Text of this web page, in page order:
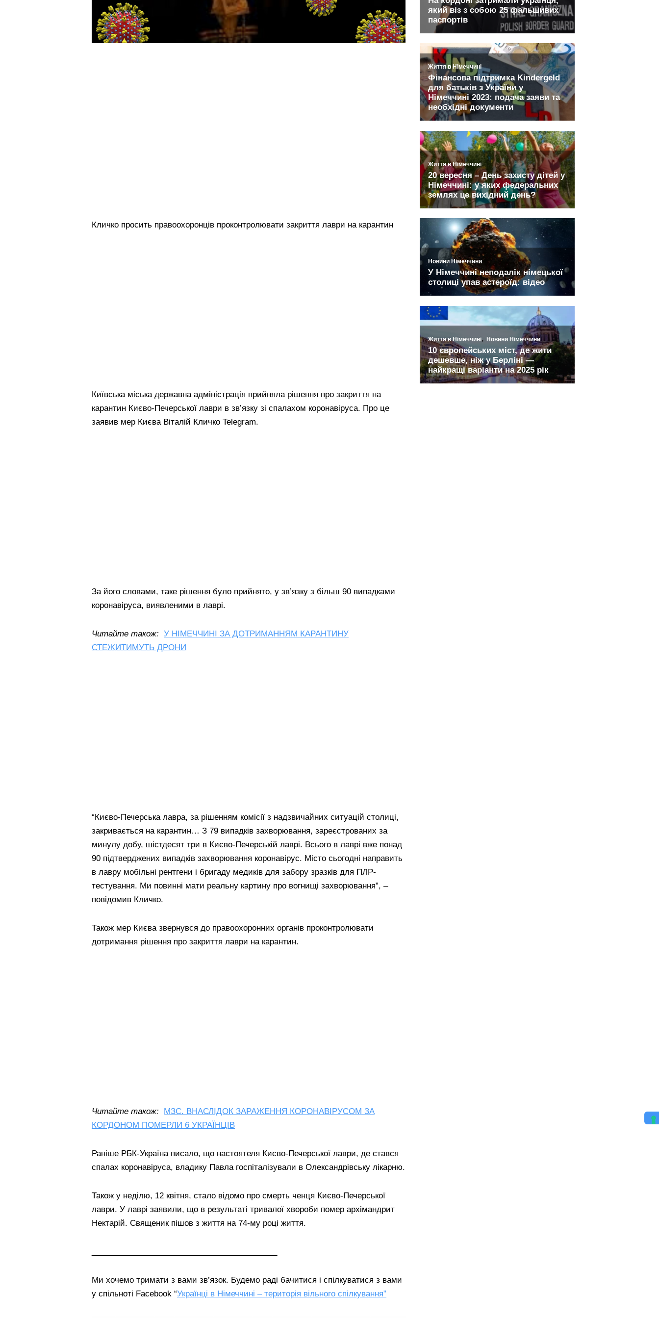
Кличко просить правоохоронців проконтролювати закриття лаври на карантин
Київська міська державна адміністрація прийняла рішення про закриття на
карантин Києво-Печерської лаври в зв’язку зі спалахом коронавіруса. Про це
заявив мер Києва Віталій Кличко Telegram.
За його словами, таке рішення було прийнято, у зв’язку з більш 90 випадками
коронавіруса, виявленими в лаврі.
Читайте також: У НІМЕЧЧИНІ ЗА ДОТРИМАННЯМ КАРАНТИНУ
СТЕЖИТИМУТЬ ДРОНИ
“Києво-Печерська лавра, за рішенням комісії з надзвичайних ситуацій столиці,
закривається на карантин… З 79 випадків захворювання, зареєстрованих за
минулу добу, шістдесят три в Києво-Печерській лаврі. Всього в лаврі вже понад
90 підтверджених випадків захворювання коронавірус. Місто сьогодні направить
в лавру мобільні рентгени і бригаду медиків для забору зразків для ПЛР-
тестування. Ми повинні мати реальну картину про вогнищі захворювання”, –
повідомив Кличко.
Також мер Києва звернувся до правоохоронних органів проконтролювати
дотримання рішення про закриття лаври на карантин.
Читайте також:
МЗС. ВНАСЛІДОК ЗАРАЖЕННЯ КОРОНАВІРУСОМ ЗА
КОРДОНОМ ПОМЕРЛИ 6 УКРАЇНЦІВ
Раніше РБК-Україна писало, що настоятеля Києво-Печерської лаври, де стався
спалах коронавіруса, владику Павла госпіталізували в Олександрівську лікарню.
Також у неділю, 12 квітня, стало відомо про смерть ченця Києво-Печерської
лаври. У лаврі заявили, що в результаті тривалої хвороби помер архімандрит
Нектарій. Священик пішов з життя на 74-му році життя.
Ми хочемо тримати з вами зв’язок. Будемо раді бачитися і спілкуватися з вами
у спільноті Facebook “Українці в Німеччині – територія вільного спілкування”